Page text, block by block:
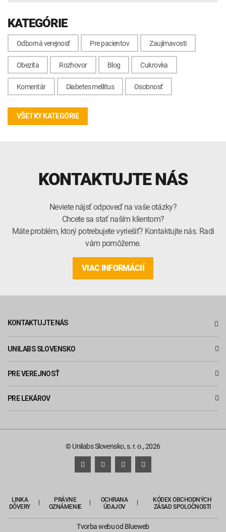
KATEGÓRIE
Odborná verejnosť Pre pacientov Zaujímavosti
Obezita Rozhovor Blog Cukrovka
Komentár Diabetes mellitus Osobnosť
VŠETKY KATEGÓRIE
KONTAKTUJTE NÁS
Neviete nájsť odpoveď na vaše otázky?
Chcete sa stať naším klientom?
Máte problém, ktorý potrebujete vyriešiť? Kontaktujte nás. Radi
vám pomôžeme.
VIAC INFORMÁCIÍ
KONTAKTUJTE NÁS
UNILABS SLOVENSKO
PRE VEREJNOSŤ
PRE LEKÁROV
© Unilabs Slovensko, s. r. o., 2026
LINKA
DÔVERY
PRÁVNE
OZNÁMENIE
OCHRANA
ÚDAJOV
KÓDEX OBCHODNÝCH
ZÁSAD SPOLOČNOSTI
Tvorba webuod Blueweb